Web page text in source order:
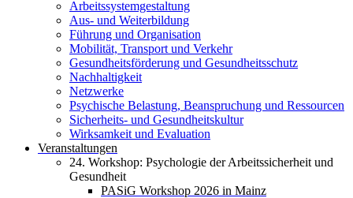
Arbeitssystemgestaltung
Aus- und Weiterbildung
Führung und Organisation
Mobilität, Transport und Verkehr
Gesundheitsförderung und Gesundheitsschutz
Nachhaltigkeit
Netzwerke
Psychische Belastung, Beanspruchung und Ressourcen
Sicherheits- und Gesundheitskultur
Wirksamkeit und Evaluation
Veranstaltungen
24. Workshop: Psychologie der Arbeitssicherheit und
Gesundheit
PASiG Workshop 2026 in Mainz